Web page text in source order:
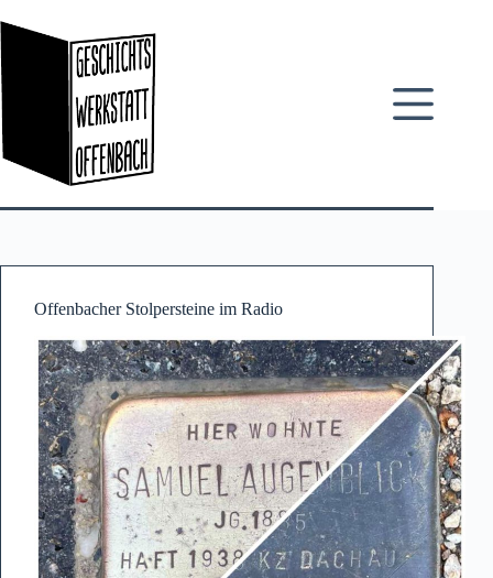
Inhalt
springen
Offenbacher Stolpersteine im Radio